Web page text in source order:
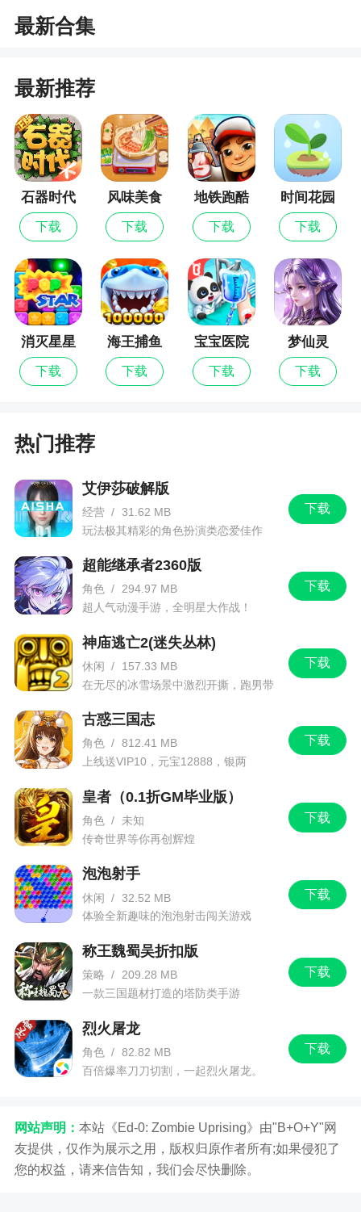
略到不一样的游戏世界
更新日志
1，游戏画面精美，音效优美，运行流畅。
2，上手简单，玩法丰富，五星推荐。
3，调整了游戏强度，提升游戏体验。
最新合集
最新推荐
石器时代
觉醒
下载
风味美食
街
下载
地铁跑酷
下载
时间花园
下载
消灭星星
全新版
下载
海王捕鱼
下载
宝宝医院
下载
梦仙灵
下载
热门推荐
下载
艾伊莎破解版
经营 / 31.62 MB
玩法极其精彩的角色扮演类恋爱佳作
下载
超能继承者2360版
角色 / 294.97 MB
超人气动漫手游，全明星大作战！
下载
神庙逃亡2(迷失丛林)
休闲 /
157.33 MB
在无尽的冰雪场景中激烈开撕，跑男带
下载
古惑三国志
角色 / 812.41 MB
上线送VIP10，元宝12888，银两
下载
皇者（0.1折GM毕业版）
角色 /
未知
传奇世界等你再创辉煌
下载
泡泡射手
休闲 / 32.52 MB
体验全新趣味的泡泡射击闯关游戏
下载
称王魏蜀吴折扣版
策略 /
209.28 MB
一款三国题材打造的塔防类手游
下载
烈火屠龙
角色 / 82.82 MB
百倍爆率刀刀切割，一起烈火屠龙。
网站声明： 本站《Ed-0: Zombie Uprising》由"B+O+Y"网
友提供，仅作为展示之用，版权归原作者所有;如果侵犯了
您的权益，请来信告知，我们会尽快删除。